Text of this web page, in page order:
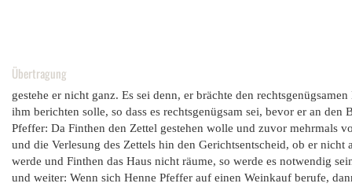
Übertragung
gestehe er nicht ganz. Es sei denn, er brächte den
ihm berichten solle, so dass es rechtsgenügsam sei, bevor er an
Pfeffer: Da Finthen den Zettel gestehen wolle und zuvor mehrmals
und die Verlesung des Zettels hin den Gerichtsentscheid, ob er
werde und Finthen das Haus nicht räume, so werde es notwendig
und weiter: Wenn sich Henne Pfeffer auf einen Weinkauf berufe,